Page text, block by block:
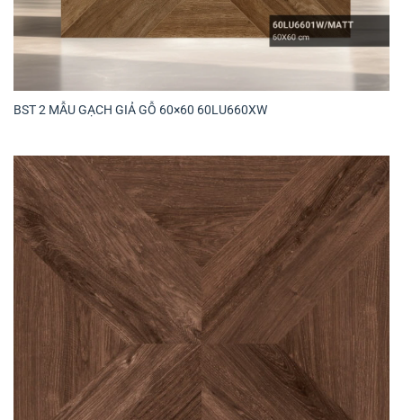
BST 2 MẪU GẠCH GIẢ GỖ 60×60 60LU660XW